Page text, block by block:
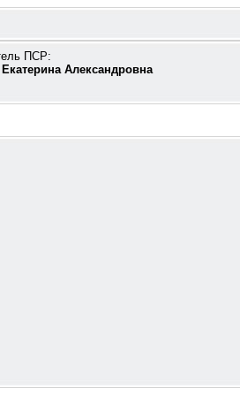
ПСР:
Александровна